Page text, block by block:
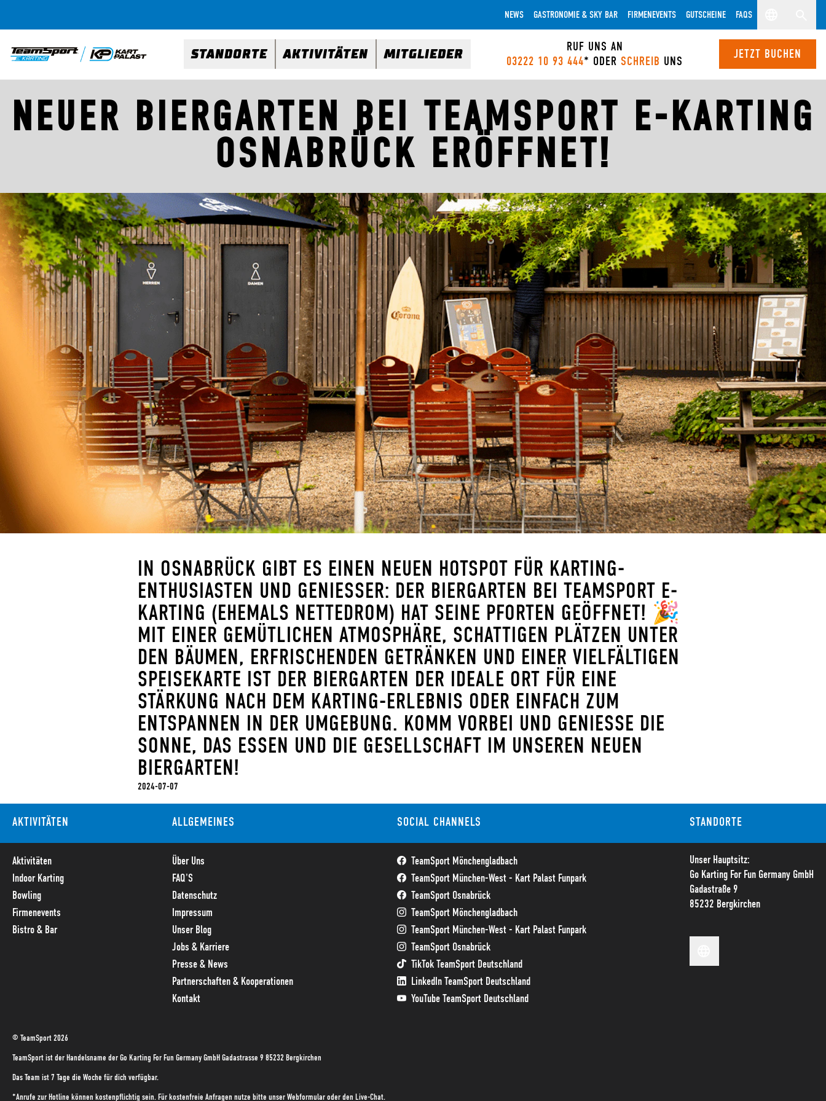
NEWS GASTRONOMIE & SKY BAR FIRMENEVENTS GUTSCHEINE FAQS
STANDORTE AKTIVITÄTEN MITGLIEDER
RUF UNS AN
03222 10 93 444* ODER SCHREIB UNS
JETZT BUCHEN
NEUER BIERGARTEN BEI TEAMSPORT E-KARTING
OSNABRÜCK ERÖFFNET!
IN OSNABRÜCK GIBT ES EINEN NEUEN HOTSPOT FÜR KARTING-
ENTHUSIASTEN UND GENIESSER: DER BIERGARTEN BEI TEAMSPORT E-K
ARTING (EHEMALS NETTEDROM) HAT SEINE PFORTEN GEÖFFNET! 🎉
MIT EINER GEMÜTLICHEN ATMOSPHÄRE, SCHATTIGEN PLÄTZEN UNTER D
EN BÄUMEN, ERFRISCHENDEN GETRÄNKEN UND EINER VIELFÄLTIGEN S
PEISEKARTE IST DER BIERGARTEN DER IDEALE ORT FÜR EINE S
TÄRKUNG NACH DEM KARTING-ERLEBNIS ODER EINFACH ZUM E
NTSPANNEN IN DER UMGEBUNG. KOMM VORBEI UND GENIESSE DIE SO
NNE, DAS ESSEN UND DIE GESELLSCHAFT IM UNSEREN NEUEN BI
ERGARTEN!
2024-07-07
AKTIVITÄTEN
Aktivitäten
Indoor Karting
Bowling
Firmenevents
Bistro & Bar
ALLGEMEINES
Über Uns
FAQ'S
Datenschutz
Impressum
Unser Blog
Jobs & Karriere
Presse & News
Partnerschaften & Kooperationen
Kontakt
SOCIAL CHANNELS
TeamSport Mönchengladbach
TeamSport München-West - Kart Palast Funpark
TeamSport Osnabrück
TeamSport Mönchengladbach
TeamSport München-West - Kart Palast Funpark
TeamSport Osnabrück
TikTok TeamSport Deutschland
LinkedIn TeamSport Deutschland
YouTube TeamSport Deutschland
STANDORTE
Unser Hauptsitz:
Go Karting For Fun Germany GmbH
Gadastraße 9
85232 Bergkirchen
© TeamSport 2026
TeamSport ist der Handelsname der Go Karting For Fun Germany GmbH Gadastrasse 9 85232 Bergkirchen
Das Team ist 7 Tage die Woche für dich verfügbar.
*Anrufe zur Hotline können kostenpflichtig sein. Für kostenfreie Anfragen nutze bitte unser Webformular oder den Live-Chat.